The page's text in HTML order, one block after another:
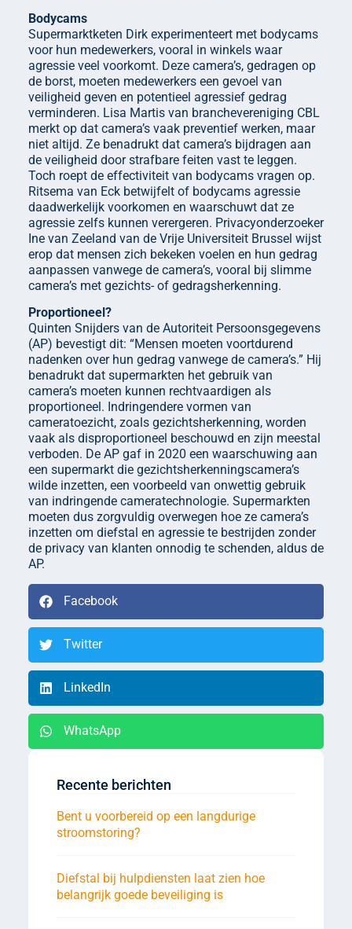
Bodycams
Supermarktketen Dirk experimenteert met bodycams
voor hun medewerkers, vooral in winkels waar
agressie veel voorkomt. Deze camera’s, gedragen op
de borst, moeten medewerkers een gevoel van
veiligheid geven en potentieel agressief gedrag
verminderen. Lisa Martis van branchevereniging CBL
merkt op dat camera’s vaak preventief werken, maar
niet altijd. Ze benadrukt dat camera’s bijdragen aan
de veiligheid door strafbare feiten vast te leggen.
Toch roept de effectiviteit van bodycams vragen op.
Ritsema van Eck betwijfelt of bodycams agressie
daadwerkelijk voorkomen en waarschuwt dat ze
agressie zelfs kunnen verergeren. Privacyonderzoeker
Ine van Zeeland van de Vrije Universiteit Brussel wijst
erop dat mensen zich bekeken voelen en hun gedrag
aanpassen vanwege de camera’s, vooral bij slimme
camera’s met gezichts- of gedragsherkenning.
Proportioneel?
Quinten Snijders van de Autoriteit Persoonsgegevens
(AP) bevestigt dit: “Mensen moeten voortdurend
nadenken over hun gedrag vanwege de camera’s.” Hij
benadrukt dat supermarkten het gebruik van
camera’s moeten kunnen rechtvaardigen als
proportioneel. Indringendere vormen van
cameratoezicht, zoals gezichtsherkenning, worden
vaak als disproportioneel beschouwd en zijn meestal
verboden. De AP gaf in 2020 een waarschuwing aan
een supermarkt die gezichtsherkenningscamera’s
wilde inzetten, een voorbeeld van onwettig gebruik
van indringende cameratechnologie. Supermarkten
moeten dus zorgvuldig overwegen hoe ze camera’s
inzetten om diefstal en agressie te bestrijden zonder
de privacy van klanten onnodig te schenden, aldus de
AP.
Facebook
Twitter
LinkedIn
WhatsApp
Recente berichten
Bent u voorbereid op een langdurige
stroomstoring?
Diefstal bij hulpdiensten laat zien hoe
belangrijk goede beveiliging is